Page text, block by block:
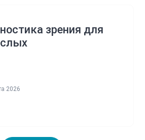
зрения для
2026